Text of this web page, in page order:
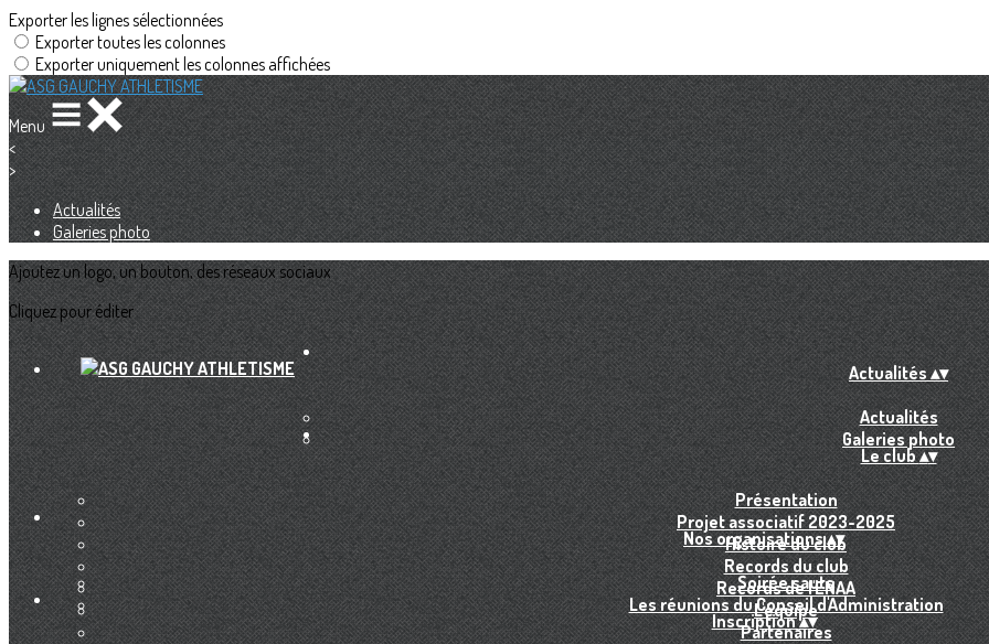
Exporter les lignes sélectionnées
Exporter toutes les colonnes
Exporter uniquement les colonnes affichées
Menu
<
>
Actualités
Galeries photo
Ajoutez un logo, un bouton, des réseaux sociaux
Cliquez pour éditer
Actualités▴▾
Actualités
Galeries photo
Le club▴▾
Présentation
Projet associatif 2023-2025
Histoire du club
Records du club
Records de l'ENAA
L'équipe
Partenaires
Nos organisations▴▾
Soirée sauts
Les réunions du Conseil d'Administration
Inscription▴▾